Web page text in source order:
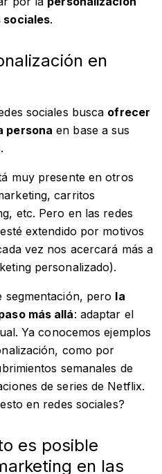
sociales.
en
sociales busca ofrecer
persona en base a sus
muy presente en otros
carritos
etc. Pero en las redes
extendido por motivos
vez nos acercará más a
personalizado).
segmentación, pero la
más allá: adaptar el
Ya conocemos ejemplos
como por
semanales de
de series de Netflix.
en redes sociales?
es posible
en las